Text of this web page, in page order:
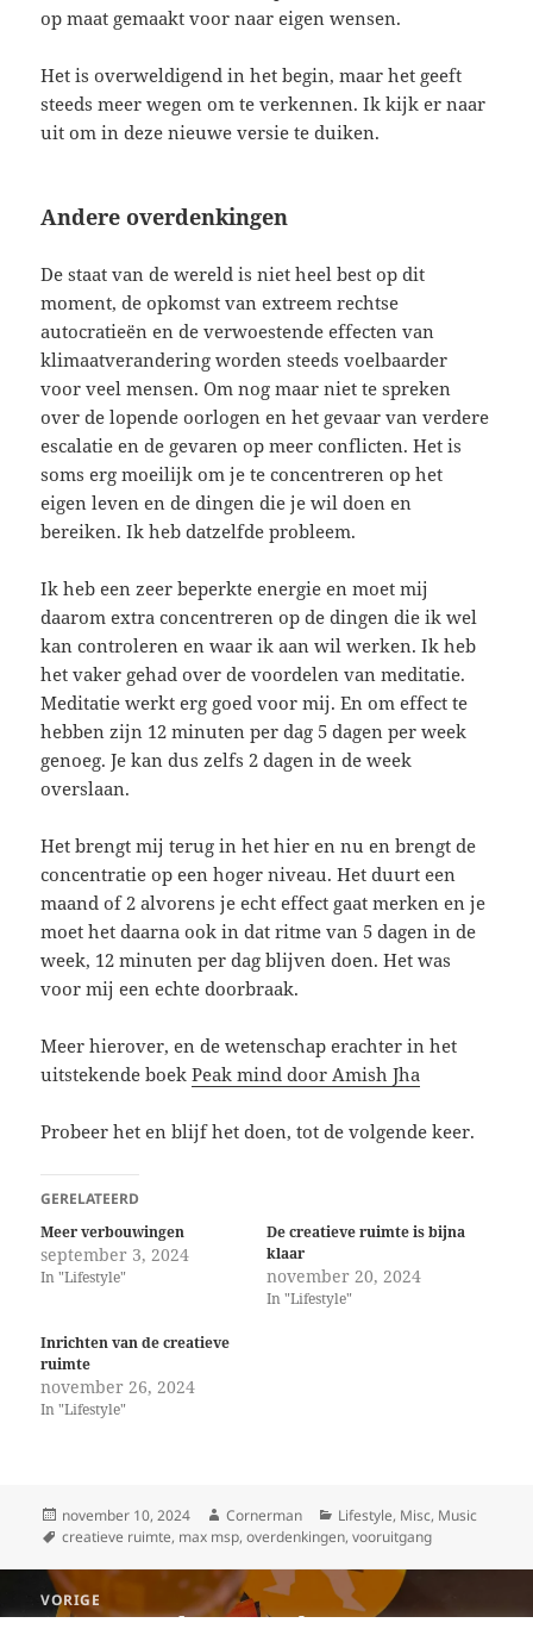
op maat gemaakt voor naar eigen wensen.
Het is overweldigend in het begin, maar het geeft
steeds meer wegen om te verkennen. Ik kijk er naar
uit om in deze nieuwe versie te duiken.
Andere overdenkingen
De staat van de wereld is niet heel best op dit
moment, de opkomst van extreem rechtse
autocratieën en de verwoestende effecten van
klimaatverandering worden steeds voelbaarder
voor veel mensen. Om nog maar niet te spreken
over de lopende oorlogen en het gevaar van verdere
escalatie en de gevaren op meer conflicten. Het is
soms erg moeilijk om je te concentreren op het
eigen leven en de dingen die je wil doen en
bereiken. Ik heb datzelfde probleem.
Ik heb een zeer beperkte energie en moet mij
daarom extra concentreren op de dingen die ik wel
kan controleren en waar ik aan wil werken. Ik heb
het vaker gehad over de voordelen van meditatie.
Meditatie werkt erg goed voor mij. En om effect te
hebben zijn 12 minuten per dag 5 dagen per week
genoeg. Je kan dus zelfs 2 dagen in de week
overslaan.
Het brengt mij terug in het hier en nu en brengt de
concentratie op een hoger niveau. Het duurt een
maand of 2 alvorens je echt effect gaat merken en je
moet het daarna ook in dat ritme van 5 dagen in de
week, 12 minuten per dag blijven doen. Het was
voor mij een echte doorbraak.
Meer hierover, en de wetenschap erachter in het
uitstekende boekPeak mind door Amish Jha
Probeer het en blijf het doen, tot de volgende keer.
GERELATEERD
Meer verbouwingen
september 3, 2024
In "Lifestyle"
De creatieve ruimte is bijna
klaar
november 20, 2024
In "Lifestyle"
Inrichten van de creatieve
ruimte
november 26, 2024
In "Lifestyle"
Geplaatst
op
november 10, 2024 Auteur
Cornerman Categorieën
Lifestyle, Misc, Music
Tags
creatieve ruimte, max msp,overdenkingen,vooruitgang
Berichtnavigatie
VORIGE